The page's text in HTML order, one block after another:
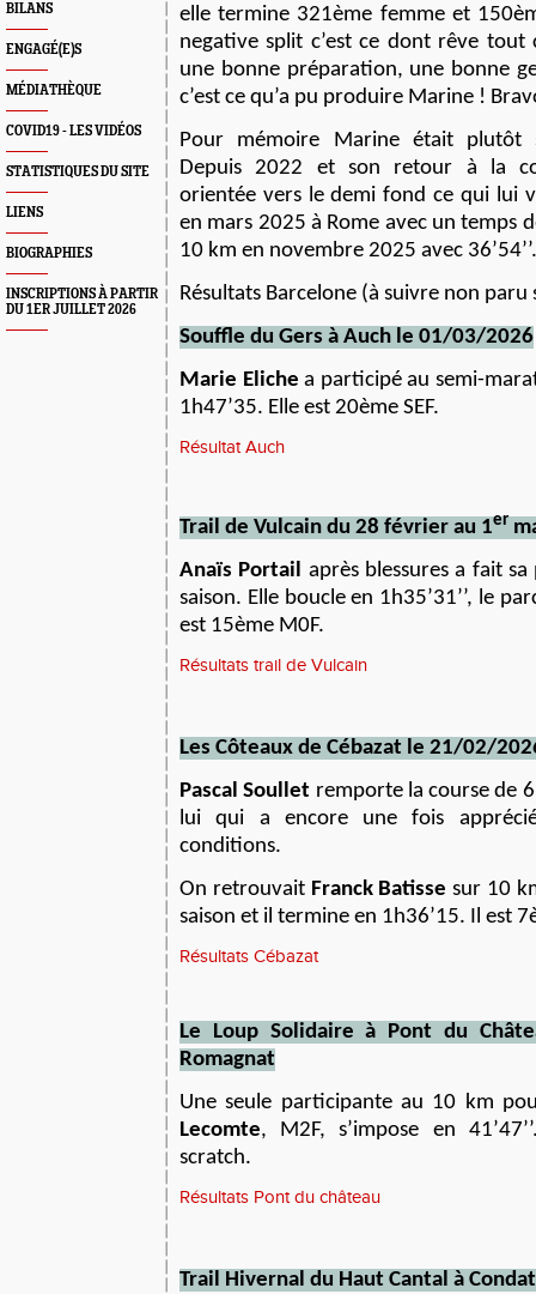
BILANS
ENGAGÉ(E)S
MÉDIATHÈQUE
COVID19 - LES VIDÉOS
STATISTIQUES DU SITE
LIENS
BIOGRAPHIES
INSCRIPTIONS À PARTIR
DU 1ER JUILLET 2026
elle termine 321ème femme et
negative split c’est ce dont rêve tout
une bonne préparation, une bonne
c’est ce qu’a pu produire Marine !
Pour mémoire Marine était plutôt
Depuis 2022 et son retour à la
orientée vers le demi fond ce qui lui
en mars 2025 à Rome avec un temps
10 km en novembre 2025 avec
Résultats Barcelone (à suivre non paru
Souffle du Gers à Auch le 01/03/2026
Marie Elichea participé au semi-
1h47’35. Elle est 20ème SEF.
Résultat Auch
Trail de Vulcain du 28 février au 1er
Anaïs Portail après blessures a fait
saison. Elle boucle en 1h35’31’’, le
est 15ème M0F.
Résultats trail de Vulcain
Les Côteaux de Cébazat le 21/02/
Pascal Soullet remporte la course de
lui qui a encore une fois
conditions.
On retrouvait Franck Batisse sur 10
saison et il termine en 1h36’15. Il est
Résultats Cébazat
Le Loup Solidaire à Pont du
Romagnat
Une seule participante au 10 km
Lecomte, M2F, s’impose en
scratch.
Résultats Pont du château
Trail Hivernal du Haut Cantal à